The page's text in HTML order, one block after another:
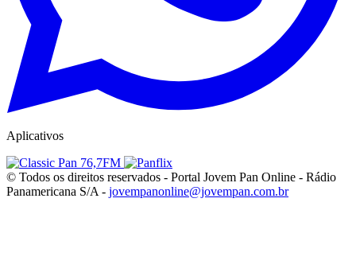
Aplicativos
© Todos os direitos reservados - Portal Jovem Pan Online - Rádio
Panamericana S/A - jovempanonline@jovempan.com.br